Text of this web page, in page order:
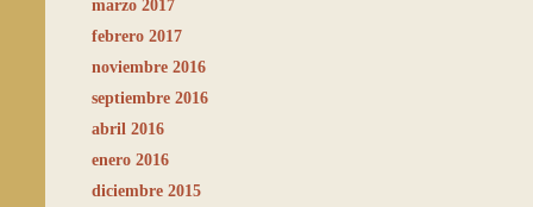
marzo 2017
febrero 2017
noviembre 2016
septiembre 2016
abril 2016
enero 2016
diciembre 2015